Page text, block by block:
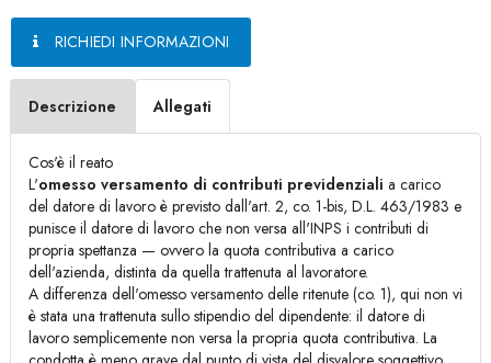
RICHIEDI INFORMAZIONI
Descrizione Allegati
Cos'è il reato
L'omesso versamento di contributi previdenziali a carico
del datore di lavoro è previsto dall'art. 2, co. 1-bis, D.L. 463/1983 e
punisce il datore di lavoro che non versa all'INPS i contributi di
propria spettanza — ovvero la quota contributiva a carico
dell'azienda, distinta da quella trattenuta al lavoratore.
A differenza dell'omesso versamento delle ritenute (co. 1), qui non vi
è stata una trattenuta sullo stipendio del dipendente: il datore di
lavoro semplicemente non versa la propria quota contributiva. La